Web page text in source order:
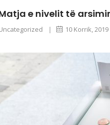
e nivelit të
| 10 Korrik, 2019